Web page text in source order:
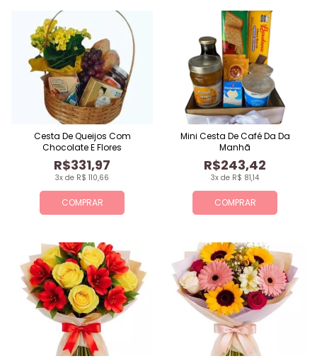
COMPRAR
3x de R$ 110,66
R$331,97
Cesta De Queijos Com
Chocolate E Flores
COMPRAR
3x de R$ 81,14
R$243,42
Mini Cesta De Café Da Da
Manhã